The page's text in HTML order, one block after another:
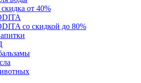
от 40%
со скидкой до 80%